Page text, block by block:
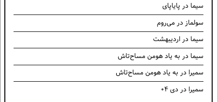
سیما در پایاپای
سولمازدرمی‌روم
سیما دراردیبهشت
سیما در به یاد هومن مساح‌تاش
سمیرا در به یاد هومن مساح‌تاش
سمیرا دردی ۰۴